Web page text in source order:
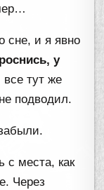
сне, и я явно
у
тут же
подводил.
с места, как
Через